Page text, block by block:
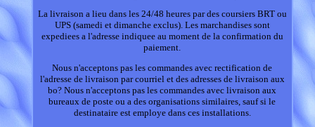
La livraison a lieu dans les 24/48 heures par des coursiers BRT ou
UPS (samedi et dimanche exclus). Les marchandises sont
expediees a l'adresse indiquee au moment de la confirmation du
paiement.
Nous n'acceptons pas les commandes avec rectification de
l'adresse de livraison par courriel et des adresses de livraison aux
bo? Nous n'acceptons pas les commandes avec livraison aux
bureaux de poste ou a des organisations similaires, sauf si le
destinataire est employe dans ces installations.